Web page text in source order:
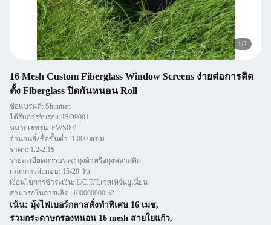
1/2
16 Mesh Custom Fiberglass Window Screens ง่ายต่อการติด
ตั้ง Fiberglass ปิดกันหนอน Roll
ชื่อแบรนด์: Shuntian
ได้รับการรับรอง: ISO9001
หมายเลขรุ่น: FWS001
จำนวนสั่งซื้อขั้นต่ำ: 1,000 ตร.ม
ราคา: 1.2-2.1$
รายละเอียดการบรรจุ: ถุงผ้าหรือถุงพลาสติก
เวลาการส่งมอบ: 15-20 วัน
เงื่อนไขการชำระเงิน: L/C,T/T,เวสเทิร์นยูเนี่ยน
สามารถในการผลิต: 100000000m2
เน้น: มุ้งไฟเบอร์กลาสสั่งทำพิเศษ 16 เมช,
รวมกระดาษกรองหนอน 16 mesh สายใยแก้ว,